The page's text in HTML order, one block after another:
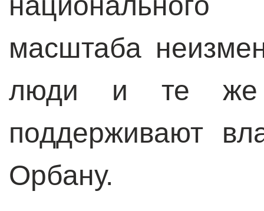
масштаба
люди и те же
поддерживают
Орбану.